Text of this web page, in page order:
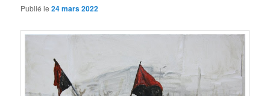
Publié le24 mars 2022